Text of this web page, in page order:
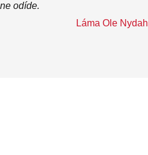
odíde.
Láma Ole Nydahl